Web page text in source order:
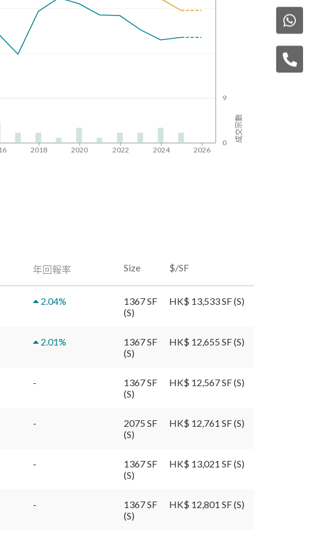
9
0
2018 2020 2022 2024 2026
成交宗數
年回報率 Size $/SF
2.04%
1367 SF
(S)
HK$ 13,533 SF (S)
2.01%
1367 SF
(S)
HK$ 12,655 SF (S)
-
1367 SF
(S)
HK$ 12,567 SF (S)
-
2075 SF
(S)
HK$ 12,761 SF (S)
-
1367 SF
(S)
HK$ 13,021 SF (S)
-
1367 SF
(S)
HK$ 12,801 SF (S)